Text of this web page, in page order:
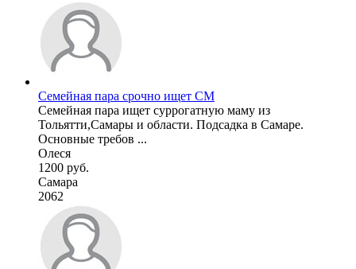
Семейная пара срочно ищет СМ
Семейная пара ищет суррогатную маму из
Тольятти,Самары и области. Подсадка в Самаре.
Основные требов ...
Олеся
1200 руб.
Самара
2062